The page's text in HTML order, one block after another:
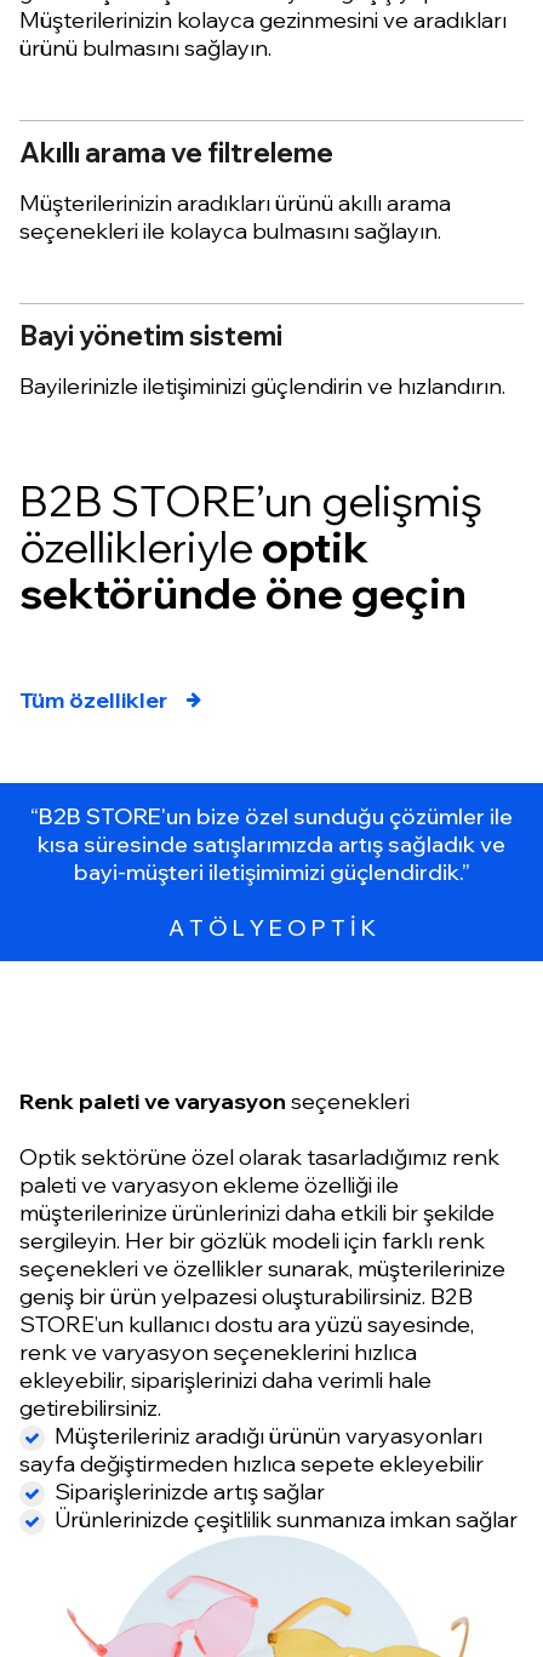
Müşterilerinizin kolayca gezinmesini ve aradıkları
ürünü bulmasını sağlayın.
Akıllı arama ve filtreleme
Müşterilerinizin aradıkları ürünü akıllı arama
seçenekleri ile kolayca bulmasını sağlayın.
Bayi yönetim sistemi
Bayilerinizle iletişiminizi güçlendirin ve hızlandırın.
B2B STORE’un gelişmiş
özellikleriyle optik
sektöründe öne geçin
Tüm özellikler
“B2B STORE'un bize özel sunduğu çözümler ile
kısa süresinde satışlarımızda artış sağladık ve
bayi-müşteri iletişimimizi güçlendirdik.”
A T Ö L Y E O P T İ K
Renk paleti ve varyasyon seçenekleri
Optik sektörüne özel olarak tasarladığımız renk
paleti ve varyasyon ekleme özelliği ile
müşterilerinize ürünlerinizi daha etkili bir şekilde
sergileyin. Her bir gözlük modeli için farklı renk
seçenekleri ve özellikler sunarak, müşterilerinize
geniş bir ürün yelpazesi oluşturabilirsiniz. B2B
STORE’un kullanıcı dostu ara yüzü sayesinde,
renk ve varyasyon seçeneklerini hızlıca
ekleyebilir, siparişlerinizi daha verimli hale
getirebilirsiniz.
Müşterileriniz aradığı ürünün varyasyonları
sayfa değiştirmeden hızlıca sepete ekleyebilir
Siparişlerinizde artış sağlar
Ürünlerinizde çeşitlilik sunmanıza imkan sağlar